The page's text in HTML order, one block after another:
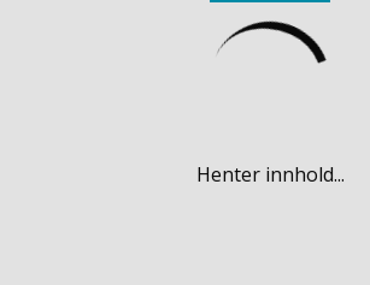
Henter innhold...